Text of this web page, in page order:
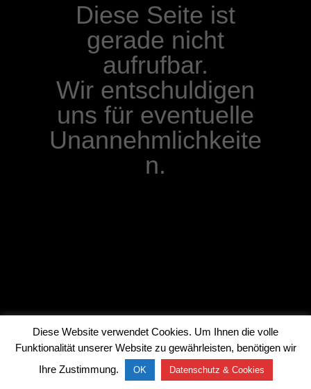
Diese Seite ist
gerade nicht
aufrufbar.
Wir entschuldigen
uns für eventuelle
Unannehmlichkeite
n.
Diese Website verwendet Cookies. Um Ihnen die volle
Funktionalität unserer Website zu gewährleisten, benötigen wir
Ihre Zustimmung.
OK Datenschutz & Cookies